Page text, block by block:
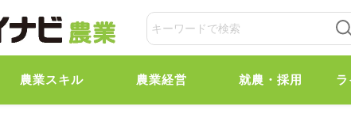
農業スキル 農業経営 就農・採用